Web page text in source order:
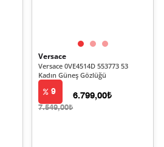
Versace
Versace 0VE4514D 553773 53
Kadın Güneş Gözlüğü
9
7.549,00₺
6.799,00₺